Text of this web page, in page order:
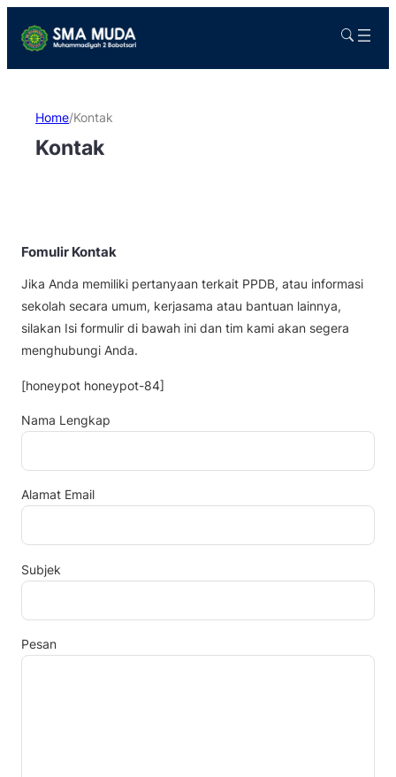
Home/Kontak
Kontak
Fomulir Kontak
Jika Anda memiliki pertanyaan terkait PPDB, atau informasi
sekolah secara umum, kerjasama atau bantuan lainnya,
silakan Isi formulir di bawah ini dan tim kami akan segera
menghubungi Anda.
[honeypot honeypot-84]
Nama Lengkap
Alamat Email
Subjek
Pesan